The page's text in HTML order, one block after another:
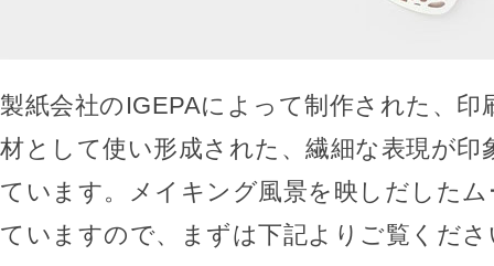
製紙会社のIGEPAによって制作された、印
材として使い形成された、繊細な表現が印
ています。メイキング風景を映しだした
ていますので、まずは下記よりご覧くださ